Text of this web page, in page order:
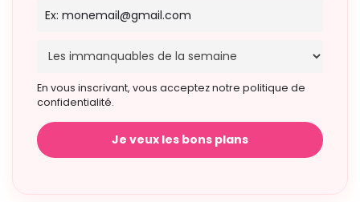
En vous inscrivant, vous acceptez notre politique de
confidentialité.